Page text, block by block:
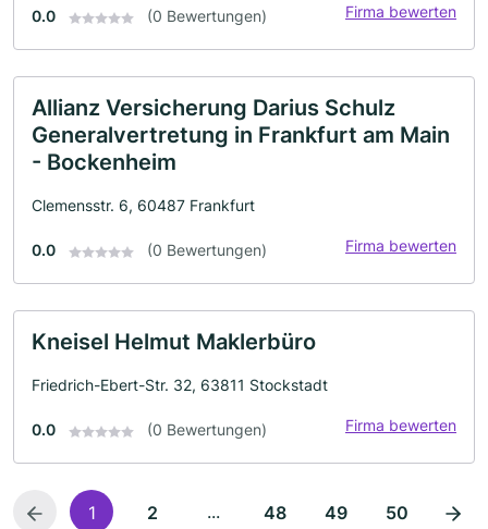
0.0 (0 Bewertungen) Firma bewerten
Allianz Versicherung Darius Schulz
Generalvertretung in Frankfurt am Main
- Bockenheim
Clemensstr. 6, 60487 Frankfurt
0.0 (0 Bewertungen) Firma bewerten
Kneisel Helmut Maklerbüro
Friedrich-Ebert-Str. 32, 63811 Stockstadt
0.0 (0 Bewertungen) Firma bewerten
1 2 ... 48 49 50